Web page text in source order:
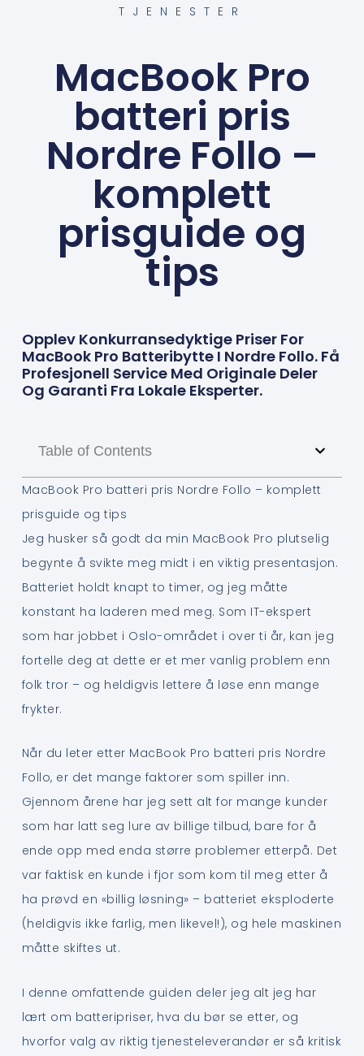
TJENESTER
MacBook Pro
batteri pris
Nordre Follo –
komplett
prisguide og
tips
Opplev Konkurransedyktige Priser For
MacBook Pro Batteribytte I Nordre Follo. Få
Profesjonell Service Med Originale Deler
Og Garanti Fra Lokale Eksperter.
Table of Contents
MacBook Pro batteri pris Nordre Follo – komplett
prisguide og tips
Jeg husker så godt da min MacBook Pro plutselig
begynte å svikte meg midt i en viktig presentasjon.
Batteriet holdt knapt to timer, og jeg måtte
konstant ha laderen med meg. Som IT-ekspert
som har jobbet i Oslo-området i over ti år, kan jeg
fortelle deg at dette er et mer vanlig problem enn
folk tror – og heldigvis lettere å løse enn mange
frykter.
Når du leter etter MacBook Pro batteri pris Nordre
Follo, er det mange faktorer som spiller inn.
Gjennom årene har jeg sett alt for mange kunder
som har latt seg lure av billige tilbud, bare for å
ende opp med enda større problemer etterpå. Det
var faktisk en kunde i fjor som kom til meg etter å
ha prøvd en «billig løsning» – batteriet eksploderte
(heldigvis ikke farlig, men likevel!), og hele maskinen
måtte skiftes ut.
I denne omfattende guiden deler jeg alt jeg har
lært om batteripriser, hva du bør se etter, og
hvorfor valg av riktig tjenesteleverandør er så kritisk